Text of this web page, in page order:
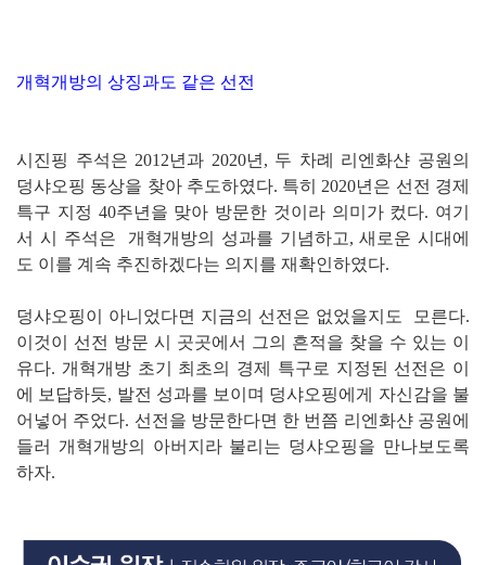
개혁개방의 상징과도 같은 선전
시진핑 주석은 2012년과 2020년, 두 차례 리엔화샨 공원의
덩샤오핑 동상을 찾아 추도하였다. 특히 2020년은 선전 경제
특구 지정 40주년을 맞아 방문한 것이라 의미가 컸다. 여기
서 시 주석은 개혁개방의 성과를 기념하고, 새로운 시대에
도 이를 계속 추진하겠다는 의지를 재확인하였다.
덩샤오핑이 아니었다면 지금의 선전은 없었을지도 모른다.
이것이 선전 방문 시 곳곳에서 그의 흔적을 찾을 수 있는 이
유다. 개혁개방 초기 최초의 경제 특구로 지정된 선전은 이
에 보답하듯, 발전 성과를 보이며 덩샤오핑에게 자신감을 불
어넣어 주었다. 선전을 방문한다면 한 번쯤 리엔화샨 공원에
들러 개혁개방의 아버지라 불리는 덩샤오핑을 만나보도록
하자.